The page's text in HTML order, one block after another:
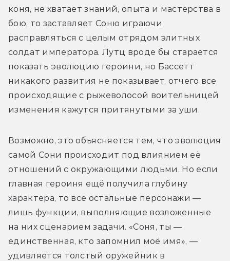
коня, не хватает знаний, опыта и мастерства в
бою, то заставляет Соню играючи
расправляться с целым отрядом элитных
солдат императора. Лутц вроде бы старается
показать эволюцию героини, но Бассетт
никакого развития не показывает, отчего все
происходящие с рыжеволосой воительницей
изменения кажутся притянутыми за уши.
Возможно, это объясняется тем, что эволюция
самой Сони происходит под влиянием её
отношений с окружающими людьми. Но если
главная героиня ещё получила глубину
характера, то все остальные персонажи —
лишь функции, выполняющие возложенные
на них сценарием задачи. «Соня, ты —
единственная, кто запомнил моё имя», —
удивляется толстый оружейник в